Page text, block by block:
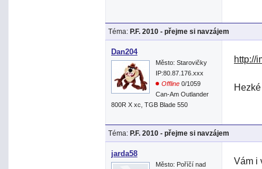
Téma: P.F. 2010 - přejme si navzájem
Dan204
Město: Starovičky
IP:80.87.176.xxx
Offline 0/1059
Can-Am Outlander
800R X xc, TGB Blade 550
http://
Téma: P.F. 2010 - přejme si navzájem
jarda58
Město: Poříčí nad
Vám i